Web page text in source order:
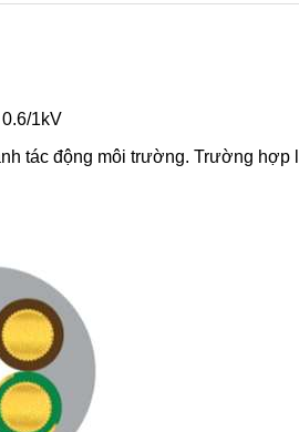
1kV
tác động môi trường. Trường hợp